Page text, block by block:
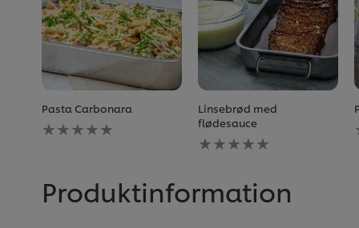
Pasta Carbonara
Ingen
bedømmelser
recipe
Linsebrød med
flødesauce
Ingen
bedømmelser
denne
Produktinformation